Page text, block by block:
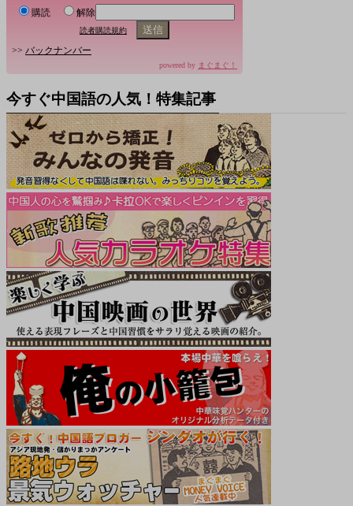
購読 解除
読者購読規約
>> バックナンバー
powered by まぐまぐ！
今すぐ中国語の人気！特集記事